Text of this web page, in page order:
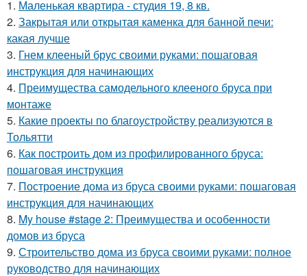
1. Маленькая квартира - студия 19, 8 кв.
2. Закрытая или открытая каменка для банной печи:
какая лучше
3. Гнем клееный брус своими руками: пошаговая
инструкция для начинающих
4. Преимущества самодельного клееного бруса при
монтаже
5. Какие проекты по благоустройству реализуются в
Тольятти
6. Как построить дом из профилированного бруса:
пошаговая инструкция
7. Построение дома из бруса своими руками: пошаговая
инструкция для начинающих
8. My house #stage 2: Преимущества и особенности
домов из бруса
9. Строительство дома из бруса своими руками: полное
руководство для начинающих